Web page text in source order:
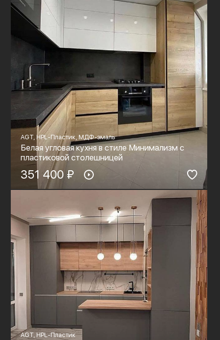
AGT, HPL-Пластик, МДФ-эмаль
Белая угловая кухня в стиле Минимализм с
пластиковой столешницей
351 400 ₽
AGT, HPL-Пластик